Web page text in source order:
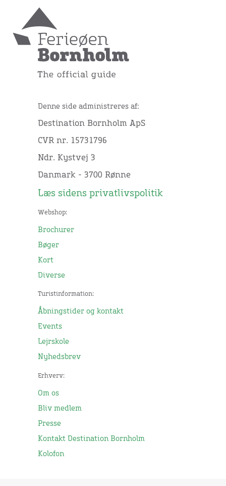
Denne side administreres af:
Destination Bornholm ApS
CVR nr. 15731796
Ndr. Kystvej 3
Danmark - 3700 Rønne
Læs sidens privatlivspolitik
Webshop:
Brochurer
Bøger
Kort
Diverse
Turistinformation:
Åbningstider og kontakt
Events
Lejrskole
Nyhedsbrev
Erhverv:
Om os
Bliv medlem
Presse
Kontakt Destination Bornholm
Kolofon